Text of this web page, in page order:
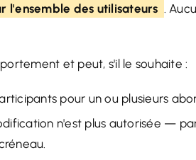
l'ensemble des utilisateurs
.
et peut, s'il le souhaite :
pour un ou plusieurs
n'est plus autorisée —